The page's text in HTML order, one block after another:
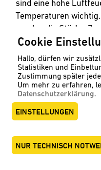
sind eine hohe
Temperaturen
werden die Stärke,
Fruchtsäuren zu
abgebaut. Dieser
Lagerung
verlangsamt werden.
All diesen
Speidel-Tank gerecht.
Cookie
Hallo, dürfen wir
Statistiken und
Zustimmung später
Um mehr zu erfahren,
Datenschutzerklärung.
EINSTELLUNGEN
NUR TECHNISCH